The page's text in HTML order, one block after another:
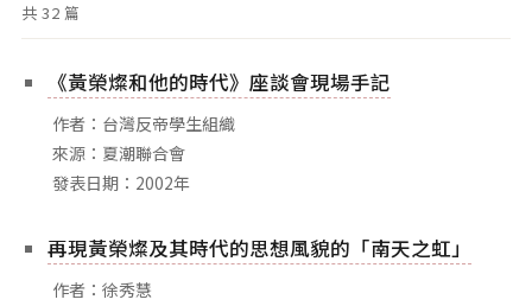
專題
關鍵字
標籤雲
相關網站
關於
關於本站
共 32 篇
《黃榮燦和他的時代》座談會現場手記
作者：台灣反帝學生組織
來源：夏潮聯合會
發表日期：2002年
再現黃榮燦及其時代的思想風貌的「南天之虹」
作者：徐秀慧